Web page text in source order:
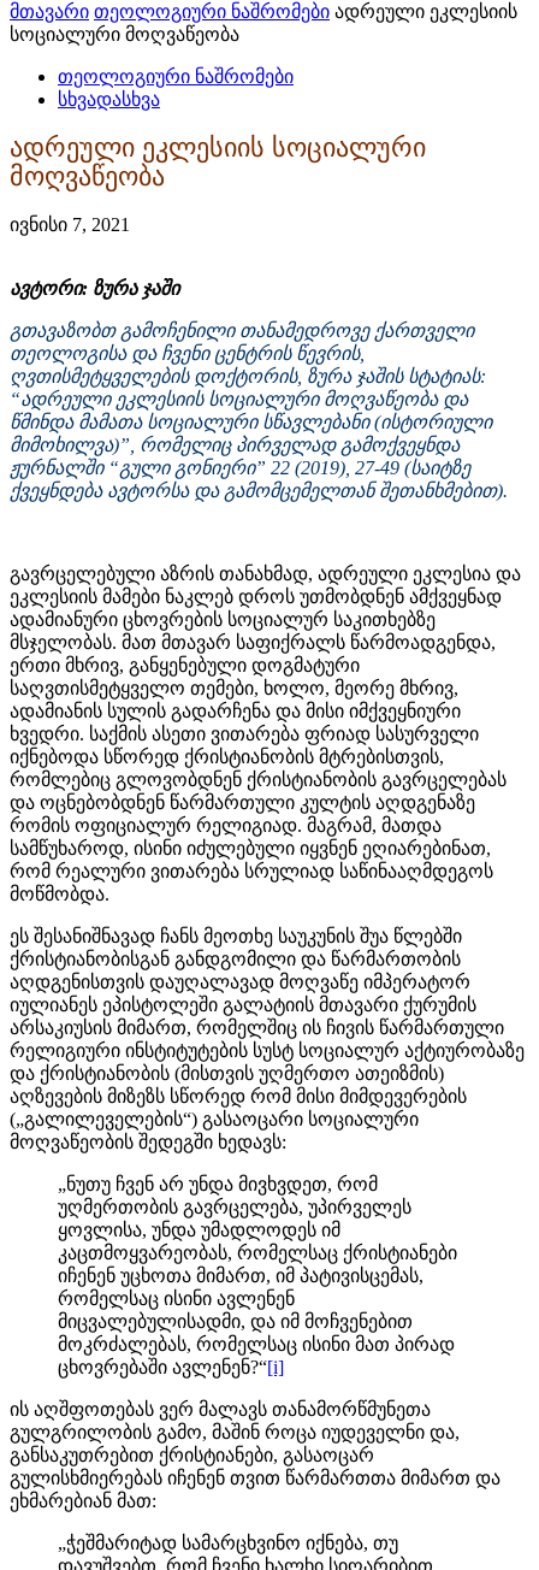
მთავარი თეოლოგიური ნაშრომები ადრეული ეკლესიის
სოციალური მოღვაწეობა
თეოლოგიური ნაშრომები
სხვადასხვა
ადრეული ეკლესიის სოციალური
მოღვაწეობა
ივნისი 7, 2021
ავტორი: ზურა ჯაში
გთავაზობთ გამოჩენილი თანამედროვე ქართველი
თეოლოგისა და ჩვენი ცენტრის წევრის,
ღვთისმეტყველების დოქტორის, ზურა ჯაშის სტატიას:
“ადრეული ეკლესიის სოციალური მოღვაწეობა და
წმინდა მამათა სოციალური სწავლებანი (ისტორიული
მიმოხილვა)”, რომელიც პირველად გამოქვეყნდა
ჟურნალში “გული გონიერი” 22 (2019), 27-49 (საიტზე
ქვეყნდება ავტორსა და გამომცემელთან შეთანხმებით).
გავრცელებული აზრის თანახმად, ადრეული ეკლესია და
ეკლესიის მამები ნაკლებ დროს უთმობდნენ ამქვეყნად
ადამიანური ცხოვრების სოციალურ საკითხებზე
მსჯელობას. მათ მთავარ საფიქრალს წარმოადგენდა,
ერთი მხრივ, განყენებული დოგმატური
საღვთისმეტყველო თემები, ხოლო, მეორე მხრივ,
ადამიანის სულის გადარჩენა და მისი იმქვეყნიური
ხვედრი. საქმის ასეთი ვითარება ფრიად სასურველი
იქნებოდა სწორედ ქრისტიანობის მტრებისთვის,
რომლებიც გლოვობდნენ ქრისტიანობის გავრცელებას
და ოცნებობდნენ წარმართული კულტის აღდგენაზე
რომის ოფიციალურ რელიგიად. მაგრამ, მათდა
სამწუხაროდ, ისინი იძულებული იყვნენ ეღიარებინათ,
რომ რეალური ვითარება სრულიად საწინააღმდეგოს
მოწმობდა.
ეს შესანიშნავად ჩანს მეოთხე საუკუნის შუა წლებში
ქრისტიანობისგან განდგომილი და წარმართობის
აღდგენისთვის დაუღალავად მოღვაწე იმპერატორ
იულიანეს ეპისტოლეში გალატიის მთავარი ქურუმის
არსაკიუსის მიმართ, რომელშიც ის ჩივის წარმართული
რელიგიური ინსტიტუტების სუსტ სოციალურ აქტიურობაზე
და ქრისტიანობის (მისთვის უღმერთო ათეიზმის)
აღზევების მიზეზს სწორედ რომ მისი მიმდევერების
(„გალილეველების“) გასაოცარი სოციალური
მოღვაწეობის შედეგში ხედავს:
„ნუთუ ჩვენ არ უნდა მივხვდეთ, რომ
უღმერთობის გავრცელება, უპირველეს
ყოვლისა, უნდა უმადლოდეს იმ
კაცთმოყვარეობას, რომელსაც ქრისტიანები
იჩენენ უცხოთა მიმართ, იმ პატივისცემას,
რომელსაც ისინი ავლენენ
მიცვალებულისადმი, და იმ მოჩვენებით
მოკრძალებას, რომელსაც ისინი მათ პირად
ცხოვრებაში ავლენენ?“[i]
ის აღშფოთებას ვერ მალავს თანამორწმუნეთა
გულგრილობის გამო, მაშინ როცა იუდეველნი და,
განსაკუთრებით ქრისტიანები, გასაოცარ
გულისხმიერებას იჩენენ თვით წარმართთა მიმართ და
ეხმარებიან მათ:
„ჭეშმარიტად სამარცხვინო იქნება, თუ
დავუშვებთ, რომ ჩვენი ხალხი სიღარიბით